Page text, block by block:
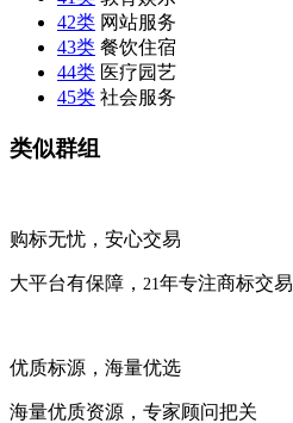
42类 网站服务
43类 餐饮住宿
44类 医疗园艺
45类 社会服务
类似群组
购标无忧，安心交易
大平台有保障， 21年专注商标交易
优质标源，海量优选
海量优质资源，专家顾问把关